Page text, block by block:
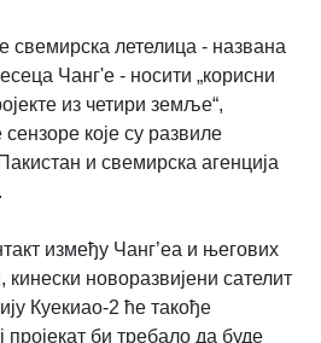
свемирска летелица - названа
Чанг'е - носити „корисни
из четири земље“,
које су развиле
и свемирска агенција
између Чанг’еа и његових
новоразвијени сателит
Куекиао-2 ће такође
пројекат би требало да буде